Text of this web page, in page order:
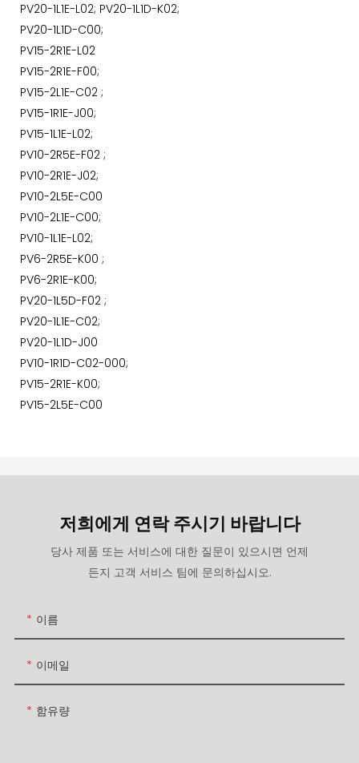
PV20-1L1E-L02; PV20-1L1D-K02;
PV20-1L1D-C00;
PV15-2R1E-L02
PV15-2R1E-F00;
PV15-2L1E-C02 ;
PV15-1R1E-J00;
PV15-1L1E-L02;
PV10-2R5E-F02 ;
PV10-2R1E-J02;
PV10-2L5E-C00
PV10-2L1E-C00;
PV10-1L1E-L02;
PV6-2R5E-K00 ;
PV6-2R1E-K00;
PV20-1L5D-F02 ;
PV20-1L1E-C02;
PV20-1L1D-J00
PV10-1R1D-C02-000;
PV15-2R1E-K00;
PV15-2L5E-C00
저희에게 연락 주시기 바랍니다
당사 제품 또는 서비스에 대한 질문이 있으시면 언제
든지 고객 서비스 팀에 문의하십시오.
이름
이메일
함유량